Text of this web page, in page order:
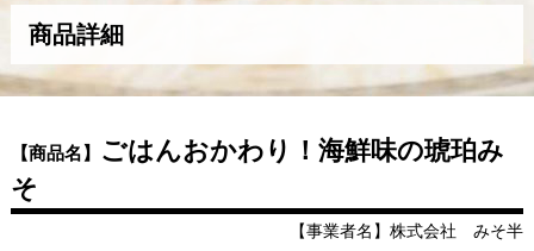
商品詳細
【商品名】
ごはんおかわり！海鮮味の琥珀み
そ
【事業者名】株式会社 みそ半